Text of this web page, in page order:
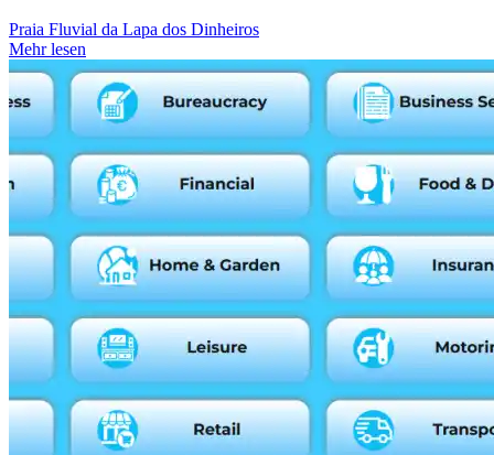
Praia Fluvial da Lapa dos Dinheiros
Mehr lesen